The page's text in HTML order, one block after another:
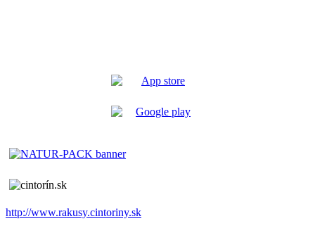
http://www.rakusy.cintoriny.sk